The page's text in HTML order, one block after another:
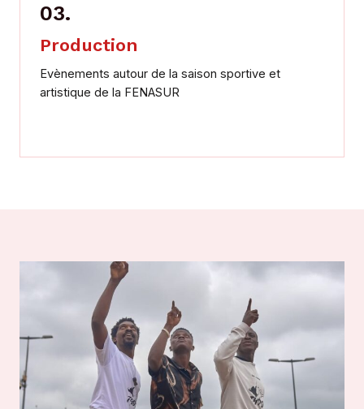
03.
Production
Evènements autour de la saison sportive et
artistique de la FENASUR